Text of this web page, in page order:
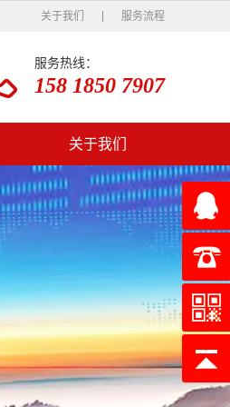
关于我们 服务流程
服务热线：
158 1850 7907
关于我们